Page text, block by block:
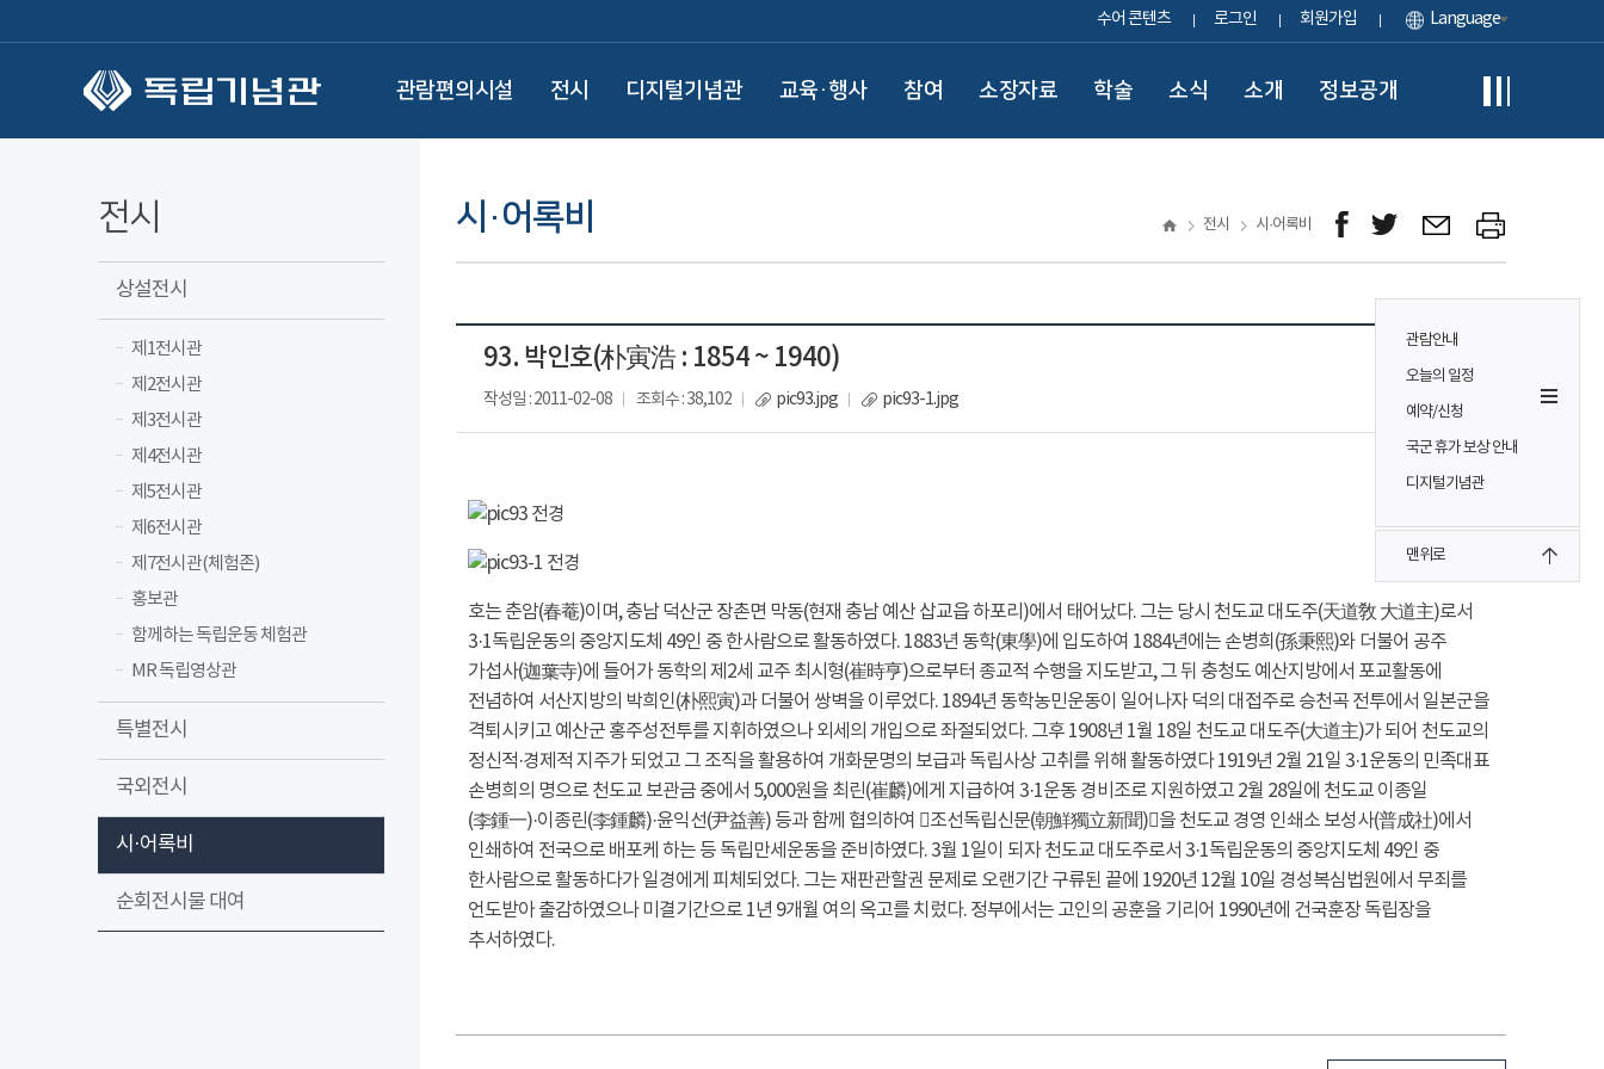
수어 콘텐츠 로그인 회원가입 Language
관람편의시설 전시 디지털기념관 교육·행사 참여 소장자료 학술 소식 소개 정보공개
관람안내
오늘의 일정
예약/신청
국군 휴가 보상 안내
디지털기념관
맨위로
전시
상설전시
제1전시관
제2전시관
제3전시관
제4전시관
제5전시관
제6전시관
제7전시관(체험존)
홍보관
함께하는 독립운동 체험관
MR 독립영상관
특별전시
국외전시
시·어록비
순회전시물 대여
시·어록비 전시 시·어록비
93. 박인호(朴寅浩 : 1854 ~ 1940)
작성일 : 2011-02-08 조회수 : 38,102 pic93.jpg pic93-1.jpg
호는 춘암(春菴)이며, 충남 덕산군 장촌면 막동(현재 충남 예산 삽교읍 하포리)에서 태어났다. 그는 당시 천도교 대도주(天道敎 大道主)로서
3·1독립운동의 중앙지도체 49인 중 한사람으로 활동하였다. 1883년 동학(東學)에 입도하여 1884년에는 손병희(孫秉熙)와 더불어 공주
가섭사(迦葉寺)에 들어가 동학의 제2세 교주 최시형(崔時亨)으로부터 종교적 수행을 지도받고, 그 뒤 충청도 예산지방에서 포교활동에
전념하여 서산지방의 박희인(朴熙寅)과 더불어 쌍벽을 이루었다. 1894년 동학농민운동이 일어나자 덕의 대접주로 승천곡 전투에서 일본군을
격퇴시키고 예산군 홍주성전투를 지휘하였으나 외세의 개입으로 좌절되었다. 그후 1908년 1월 18일 천도교 대도주(大道主)가 되어 천도교의
정신적·경제적 지주가 되었고 그 조직을 활용하여 개화문명의 보급과 독립사상 고취를 위해 활동하였다 1919년 2월 21일 3·1운동의 민족대표
손병희의 명으로 천도교 보관금 중에서 5,000원을 최린(崔麟)에게 지급하여 3·1운동 경비조로 지원하였고 2월 28일에 천도교 이종일
(李鍾一)·이종린(李鍾麟)·윤익선(尹益善) 등과 함께 협의하여 󰡔조선독립신문(朝鮮獨立新聞)󰡕을 천도교 경영 인쇄소 보성사(普成社)에서
인쇄하여 전국으로 배포케 하는 등 독립만세운동을 준비하였다. 3월 1일이 되자 천도교 대도주로서 3·1독립운동의 중앙지도체 49인 중
한사람으로 활동하다가 일경에게 피체되었다. 그는 재판관할권 문제로 오랜기간 구류된 끝에 1920년 12월 10일 경성복심법원에서 무죄를
언도받아 출감하였으나 미결기간으로 1년 9개월 여의 옥고를 치렀다. 정부에서는 고인의 공훈을 기리어 1990년에 건국훈장 독립장을
추서하였다.